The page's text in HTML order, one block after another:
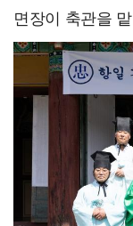
면장이 축관을